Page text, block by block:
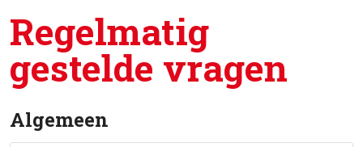
Regelmatig
gestelde vragen
Algemeen